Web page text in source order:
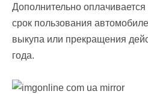
Дополнительно
срок пользования
выкупа или прекращения
года.